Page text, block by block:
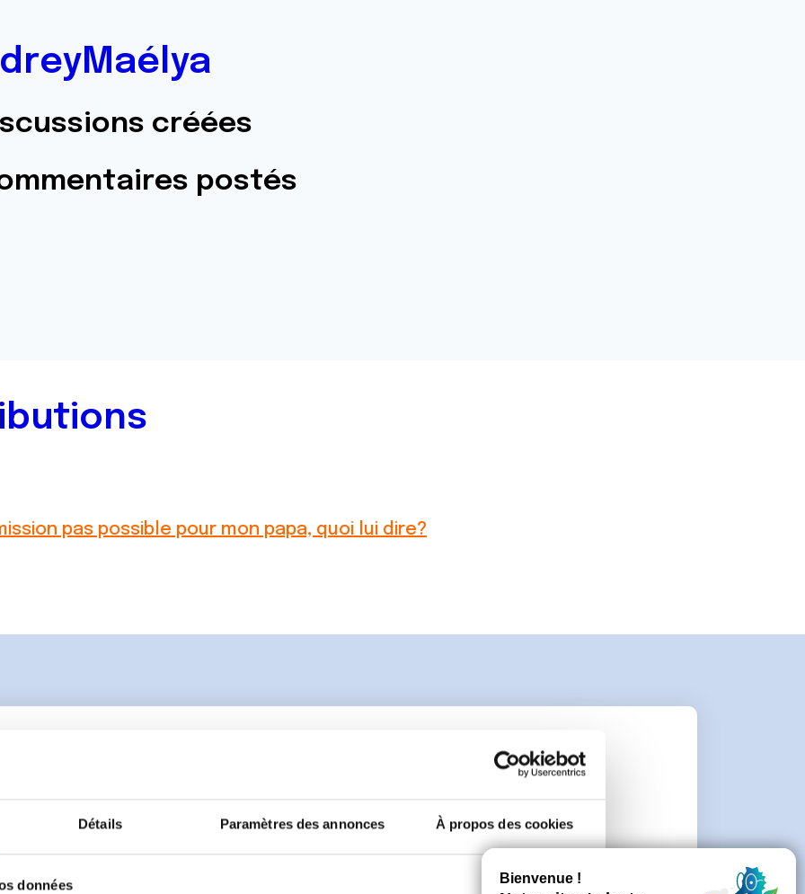
Détails Paramètres des annonces À propos des cookies
données
créées
postés
pas possible pour mon papa, quoi lui dire?
discussion, vous aurez besoin de vous connecter ou de créer un compte.
Se connecter